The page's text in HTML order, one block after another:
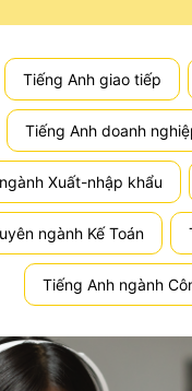
Tiếng Anh giao tiếp
Tiếng Anh doanh
Xuất-nhập khẩu
ngành Kế Toán
Tiếng Anh ngành